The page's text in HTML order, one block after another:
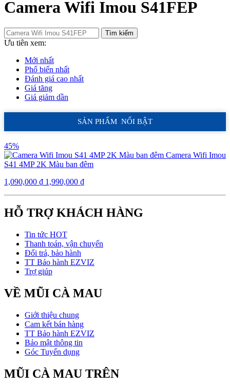
Camera Wifi Imou S41FEP
Tìm kiếm
Ưu tiên xem:
Mới nhất
Phổ biến nhất
Đánh giá cao nhất
Giá tăng
Giá giảm dần
SẢN PHẨM NỔI BẬT
45%
Camera Wifi Imou
S41 4MP 2K Màu ban đêm
1,090,000 ₫ 1,990,000 ₫
HỖ TRỢ KHÁCH HÀNG
Tin tức HOT
Thanh toán, vận chuyển
Đổi trả, bảo hành
TT Bảo hành EZVIZ
Trợ giúp
VỀ MŨI CÀ MAU
Giới thiệu chung
Cam kết bán hàng
TT Bảo hành EZVIZ
Bảo mật thông tin
Góc Tuyển dụng
MŨI CÀ MAU TRÊN